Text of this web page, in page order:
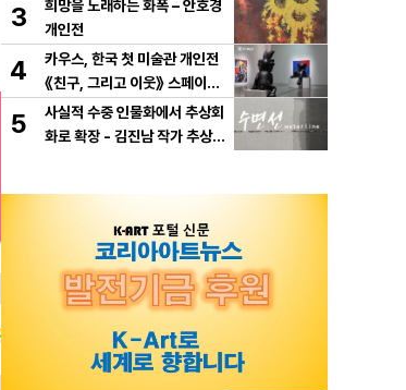
3
희망을 노래하는 화폭 – 안호경
개인전
4
카우스, 한국 첫 미술관 개인전
《친구, 그리고 이웃》 스페이스
K 서울에서 개최
5
사실적 수중 인물화에서 추상회
화로 확장 - 김진남 작가 추상